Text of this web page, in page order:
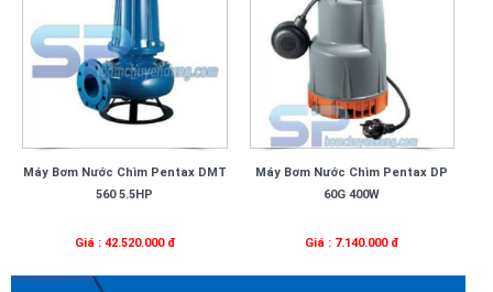
Máy Bơm Nước Chìm Pentax DMT
560 5.5HP
Giá : 42.520.000 đ
Máy Bơm Nước Chìm Pentax DP
60G 400W
Giá : 7.140.000 đ